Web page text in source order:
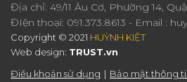
Địa chỉ: 49/11 Âu Cơ, Phường 14,
ĐIện thoại: 091.373.8613 - Email :
Copyright © 2021 HUỲNH KIỆT
Web design: TRUST.vn
Điều khoản sử dụng
Bảo mật thông